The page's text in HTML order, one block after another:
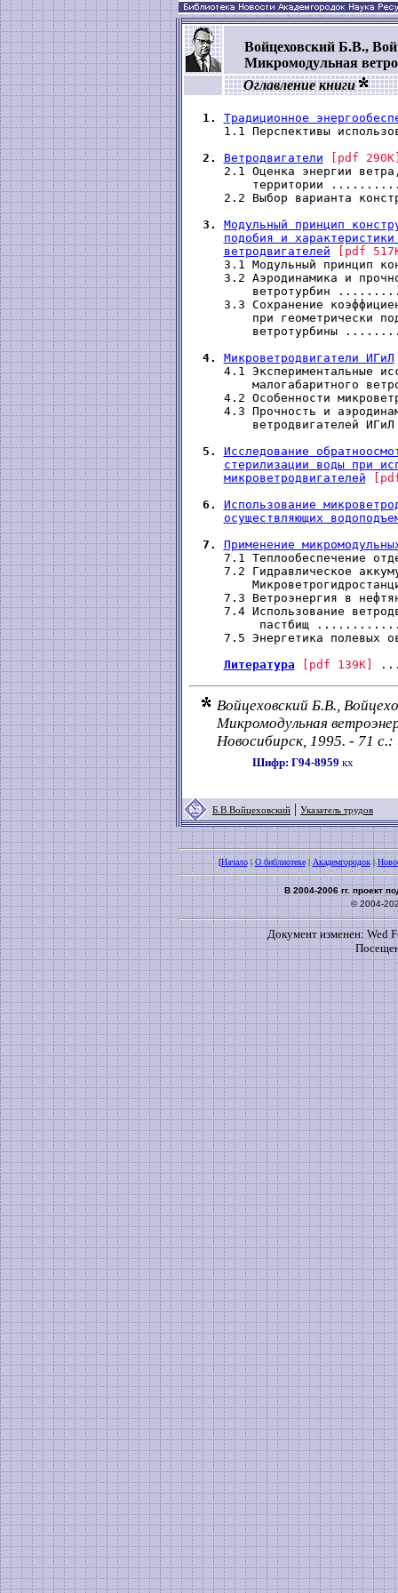
Войцеховский Б.В.,
Микромодульная
Оглавление книги
1.
Традиционное
1.1 Перспективы
2.
Ветродвигатели
[pdf
2.1 Оценка энергии
территории
2.2 Выбор варианта
3.
Модульный принцип
подобия и
ветродвигателей
[pdf
3.1 Модульный принцип
3.2 Аэродинамика и
ветротурбин
3.3 Сохранение
при геометрически
ветротурбины
4.
Микроветродвигатели ИГиЛ
4.1 Экспериментальные
малогабаритного
4.2 Особенности
4.3 Прочность и
ветродвигателей
5.
Исследование
стерилизации воды при
микроветродвигателей
6.
Использование
осуществляющих
7.
Применение
7.1 Теплообеспечение
7.2 Гидравлическое
7.3 Ветроэнергия в
7.4 Использование
пастбищ
7.5 Энергетика полевых
Литература
[pdf 139K]
Войцеховский Б.В.,
Микромодульная
Новосибирск, 1995. - 71 с.:
Шифр: Г94-8959 кх
Б.В.Войцеховский | Указатель трудов
[Начало|О библиотеке|Академгородок|
В 2004-2006 гг. проект
© 2004-
Документ изменен: Wed